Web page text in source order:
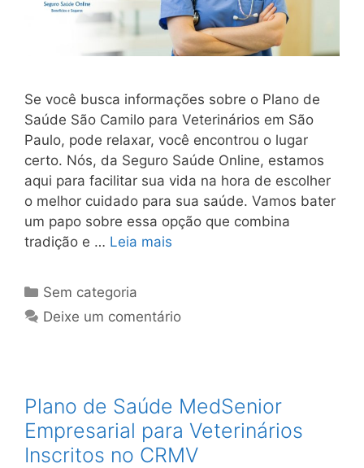
Se você busca informações sobre o Plano de
Saúde São Camilo para Veterinários em São
Paulo, pode relaxar, você encontrou o lugar
certo. Nós, da Seguro Saúde Online, estamos
aqui para facilitar sua vida na hora de escolher
o melhor cuidado para sua saúde. Vamos bater
um papo sobre essa opção que combina
tradição e … Leia mais
Sem categoria
Deixe um comentário
Plano de Saúde MedSenior
Empresarial para Veterinários
Inscritos no CRMV